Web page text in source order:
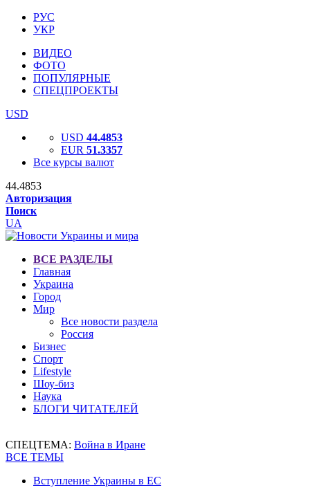
РУС
УКР
ВИДЕО
ФОТО
ПОПУЛЯРНЫЕ
СПЕЦПРОЕКТЫ
USD
USD 44.4853
EUR 51.3357
Все курсы валют
44.4853
Авторизация
Поиск
UA
ВСЕ РАЗДЕЛЫ
Главная
Украина
Город
Мир
Все новости раздела
Россия
Бизнес
Спорт
Lifestyle
Шоу-биз
Наука
БЛОГИ ЧИТАТЕЛЕЙ
СПЕЦТЕМА: Война в Иране
ВСЕ ТЕМЫ
Вступление Украины в ЕС